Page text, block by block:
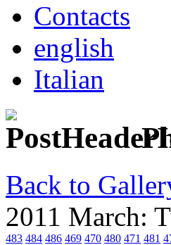
Contacts
english
Italian
Back to
2011 March:
483 484 486 469 470 480 471 481